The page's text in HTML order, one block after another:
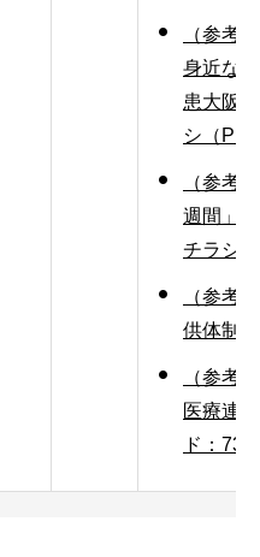
（参考
身近な
患大阪
シ（
（参考
週間」
チラシ
（参考
供体制
（参考
医療連
ド：